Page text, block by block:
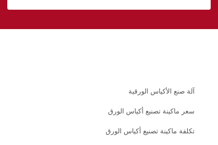
آلة صنع الأكياس الورقية
سعر ماكينة تصنيع أكياس الورق
تكلفة ماكينة تصنيع أكياس الورق